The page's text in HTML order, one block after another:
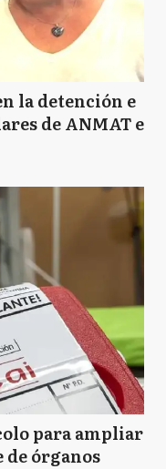
la detención e
de ANMAT e
para ampliar
órganos